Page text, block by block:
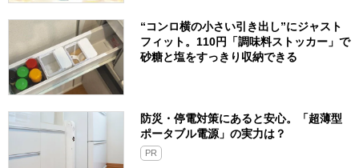
“コンロ横の小さい引き出し”にジャスト
フィット。110円「調味料ストッカー」で
砂糖と塩をすっきり収納できる
防災・停電対策にあると安心。「超薄型
ポータブル電源」の実力は？​
PR